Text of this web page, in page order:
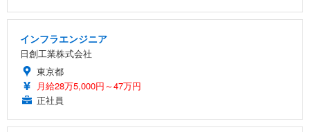
インフラエンジニア
日創工業株式会社
東京都
月給28万5,000円～47万円
正社員